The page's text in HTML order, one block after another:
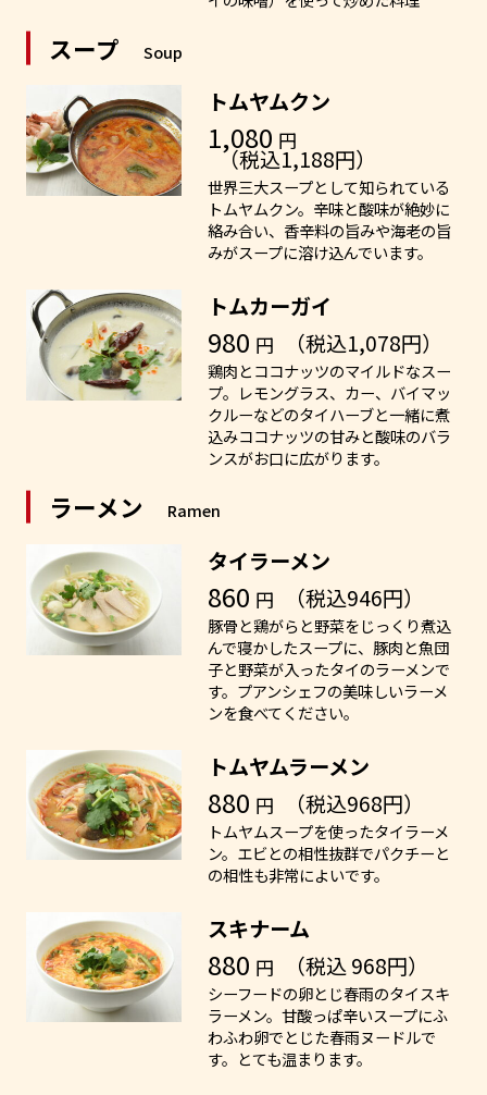
スープ Soup
トムヤムクン
1,080 円
（税込1,188円）
世界三大スープとして知られている
トムヤムクン。辛味と酸味が絶妙に
絡み合い、香辛料の旨みや海老の旨
みがスープに溶け込んでいます。
トムカーガイ
980 円 （税込1,078円）
鶏肉とココナッツのマイルドなスー
プ。レモングラス、カー、バイマッ
クルーなどのタイハーブと一緒に煮
込みココナッツの甘みと酸味のバラ
ンスがお口に広がります。
ラーメン Ramen
タイラーメン
860 円 （税込946円）
豚骨と鶏がらと野菜をじっくり煮込
んで寝かしたスープに、豚肉と魚団
子と野菜が入ったタイのラーメンで
す。プアンシェフの美味しいラーメ
ンを食べてください。
トムヤムラーメン
880 円 （税込968円）
トムヤムスープを使ったタイラーメ
ン。エビとの相性抜群でパクチーと
の相性も非常によいです。
スキナーム
880 円 （税込 968円）
シーフードの卵とじ春雨のタイスキ
ラーメン。甘酸っぱ辛いスープにふ
わふわ卵でとじた春雨ヌードルで
す。とても温まります。